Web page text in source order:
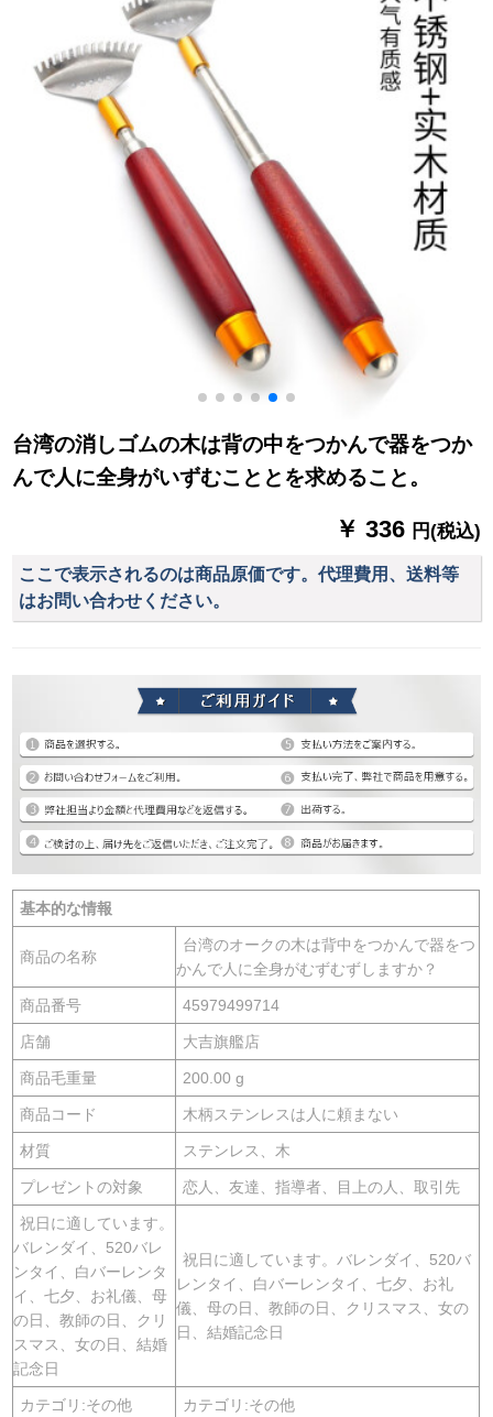
シンドローム5寸6寸7
寸大容量タムコー
ス-1066枚
手を振って10寸の财
福をそろっていま
台湾の消しゴムの木は背の中をつかんで器をつか
んで人に全身がいずむこととを求めること。
￥ 336 円(税込)
ここで表示されるのは商品原価です。代理費用、送料等
はお問い合わせください。
基本的な情報
商品の名称
台湾のオークの木は背中をつかんで器をつ
かんで人に全身がむずむずしますか？
商品番号 45979499714
店舗 大吉旗艦店
商品毛重量 200.00 g
商品コード 木柄ステンレスは人に頼まない
材質 ステンレス、木
プレゼントの対象 恋人、友達、指導者、目上の人、取引先
祝日に適しています。
バレンダイ、520バレ
ンタイ、白バーレンタ
イ、七夕、お礼儀、母
の日、教師の日、クリ
スマス、女の日、結婚
記念日
祝日に適しています。バレンダイ、520バ
レンタイ、白バーレンタイ、七夕、お礼
儀、母の日、教師の日、クリスマス、女の
日、結婚記念日
カテゴリ:その他 カテゴリ:その他